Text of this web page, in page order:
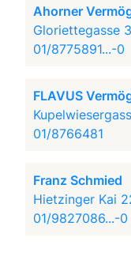
Ahorner
Gloriettegasse
01/8775891...-0
FLAVUS
01/8766481
Franz Schmied
Hietzinger Kai
01/9827086...-0